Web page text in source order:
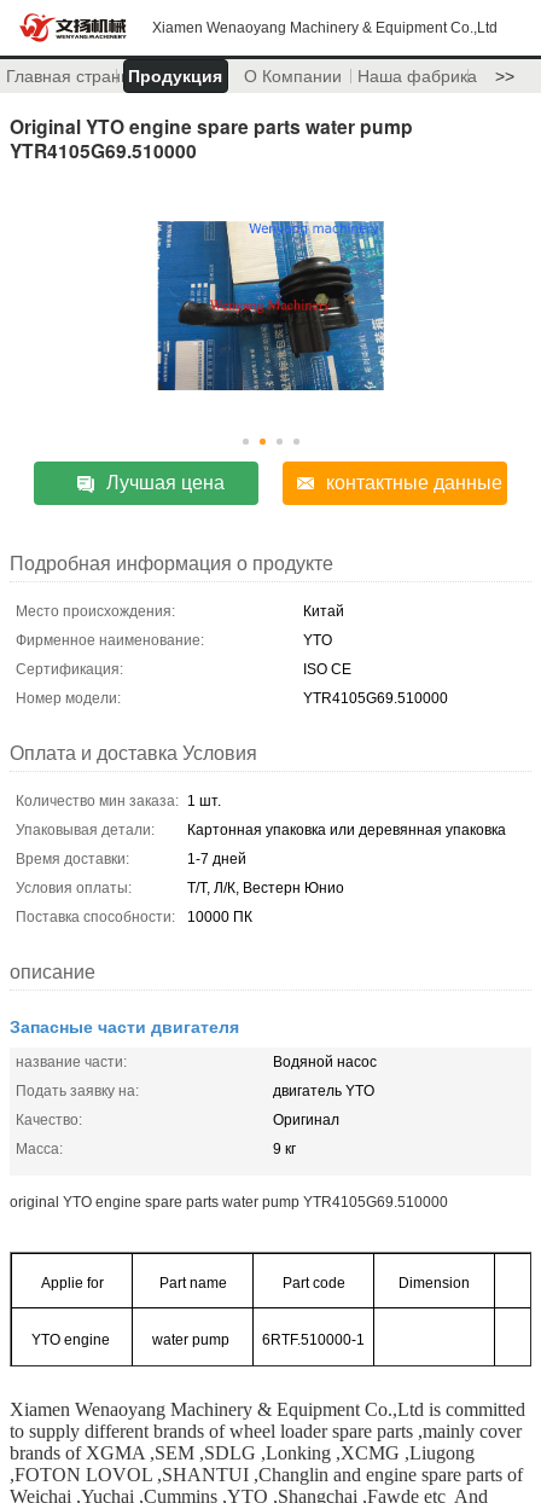
Xiamen Wenaoyang Machinery & Equipment Co.,Ltd
Главная страницаПродукция О Компании Наша фабрика >>
Original YTO engine spare parts water pump
YTR4105G69.510000
Лучшая цена контактные данные
Подробная информация о продукте
Место происхождения:
Китай
Фирменное наименование:
YTO
Сертификация:
ISO CE
Номер модели:
YTR4105G69.510000
Оплата и доставка Условия
Количество мин заказа: 1 шт.
Упаковывая детали:
Картонная упаковка или деревянная упаковка
Время доставки:
1-7 дней
Условия оплаты:
Т/Т, Л/К, Вестерн Юнио
Поставка способности:
10000 ПК
описание
Запасные части двигателя
название части:
Водяной насос
Подать заявку на:
двигатель YTO
Качество:
Оригинал
Масса:
9 кг
original YTO engine spare parts water pump YTR4105G69.510000
Applie for Part name Part code Dimension
YTO engine water pump 6RTF.510000-1
Xiamen Wenaoyang Machinery & Equipment Co.,Ltd is committed
to supply different brands of wheel loader spare parts ,mainly cover
brands of XGMA ,SEM ,SDLG ,Lonking ,XCMG ,Liugong
,FOTON LOVOL ,SHANTUI ,Changlin and engine spare parts of
Weichai ,Yuchai ,Cummins ,YTO ,Shangchai ,Fawde etc And